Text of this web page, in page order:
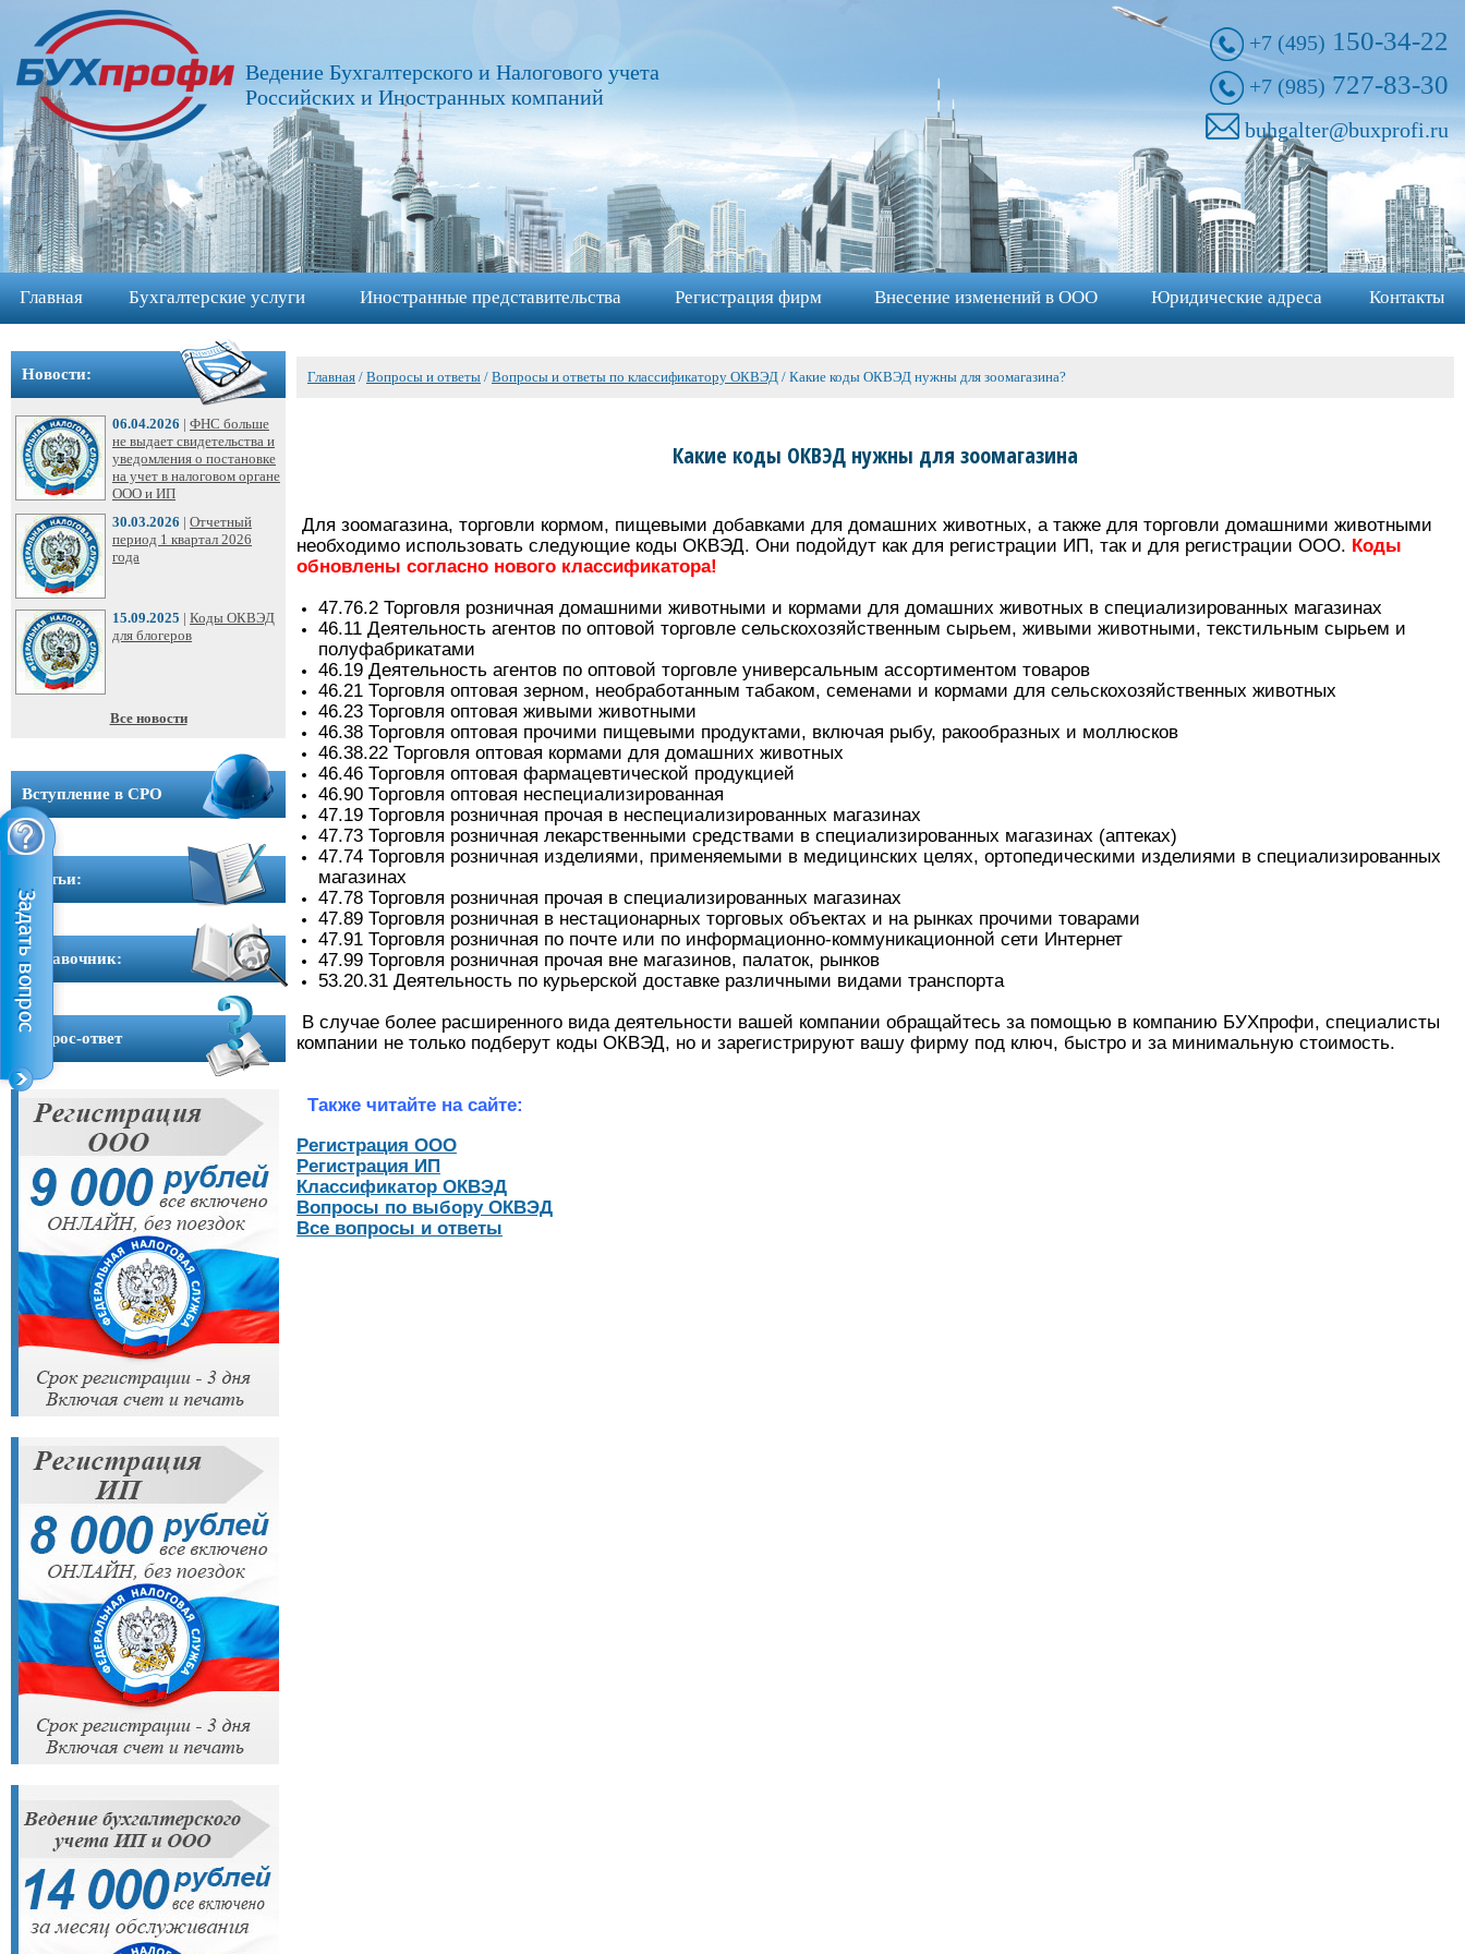
Главная
Бухгалтерские
услуги
➩
Иностранные
представительства
➩
Регистрация
фирм
➩
Внесение
изменений
в
ООО
➩
Юридические
адреса
Вступление
Cтатьи
Справочник
Вопрос-
ответ
Контакты
Ведение Бухгалтерского и Налогового учета
Российских и Иностранных компаний
+7 (495) 150-34-22
+7 (985) 727-83-30
buhgalter@buxprofi.ru
Главная Бухгалтерские услуги Иностранные представительства Регистрация фирм Внесение изменений в ООО Юридические адреса Контакты
Новости:
06.04.2026 | ФНС больше
не выдает свидетельства и
уведомления о постановке
на учет в налоговом органе
ООО и ИП
30.03.2026 | Отчетный
период 1 квартал 2026
года
15.09.2025 | Коды ОКВЭД
для блогеров
Все новости
Вступление в СРО
Cтатьи:
Справочник:
Вопрос-ответ
Главная / Вопросы и ответы / Вопросы и ответы по классификатору ОКВЭД / Какие коды ОКВЭД нужны для зоомагазина?
Какие коды ОКВЭД нужны для зоомагазина
Для зоомагазина, торговли кормом, пищевыми добавками для домашних животных, а также для торговли домашними животными
необходимо использовать следующие коды ОКВЭД. Они подойдут как для регистрации ИП, так и для регистрации ООО. Коды
обновлены согласно нового классификатора!
47.76.2 Торговля розничная домашними животными и кормами для домашних животных в специализированных магазинах
46.11 Деятельность агентов по оптовой торговле сельскохозяйственным сырьем, живыми животными, текстильным сырьем и
полуфабрикатами
46.19 Деятельность агентов по оптовой торговле универсальным ассортиментом товаров
46.21 Торговля оптовая зерном, необработанным табаком, семенами и кормами для сельскохозяйственных животных
46.23 Торговля оптовая живыми животными
46.38 Торговля оптовая прочими пищевыми продуктами, включая рыбу, ракообразных и моллюсков
46.38.22 Торговля оптовая кормами для домашних животных
46.46 Торговля оптовая фармацевтической продукцией
46.90 Торговля оптовая неспециализированная
47.19 Торговля розничная прочая в неспециализированных магазинах
47.73 Торговля розничная лекарственными средствами в специализированных магазинах (аптеках)
47.74 Торговля розничная изделиями, применяемыми в медицинских целях, ортопедическими изделиями в специализированных
магазинах
47.78 Торговля розничная прочая в специализированных магазинах
47.89 Торговля розничная в нестационарных торговых объектах и на рынках прочими товарами
47.91 Торговля розничная по почте или по информационно-коммуникационной сети Интернет
47.99 Торговля розничная прочая вне магазинов, палаток, рынков
53.20.31 Деятельность по курьерской доставке различными видами транспорта
В случае более расширенного вида деятельности вашей компании обращайтесь за помощью в компанию БУХпрофи, специалисты
компании не только подберут коды ОКВЭД, но и зарегистрируют вашу фирму под ключ, быстро и за минимальную стоимость.
Также читайте на сайте:
Регистрация ООО
Регистрация ИП
Классификатор ОКВЭД
Вопросы по выбору ОКВЭД
Все вопросы и ответы